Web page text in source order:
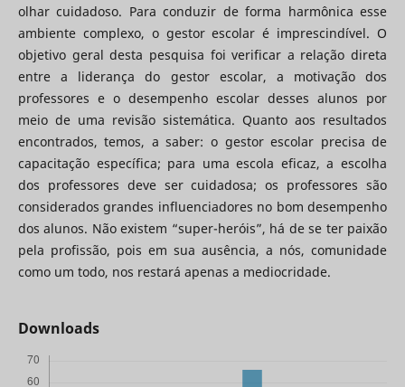
olhar cuidadoso. Para conduzir de forma harmônica esse
ambiente complexo, o gestor escolar é imprescindível. O
objetivo geral desta pesquisa foi verificar a relação direta
entre a liderança do gestor escolar, a motivação dos
professores e o desempenho escolar desses alunos por
meio de uma revisão sistemática. Quanto aos resultados
encontrados, temos, a saber: o gestor escolar precisa de
capacitação específica; para uma escola eficaz, a escolha
dos professores deve ser cuidadosa; os professores são
considerados grandes influenciadores no bom desempenho
dos alunos. Não existem “super-heróis”, há de se ter paixão
pela profissão, pois em sua ausência, a nós, comunidade
como um todo, nos restará apenas a mediocridade.
Downloads